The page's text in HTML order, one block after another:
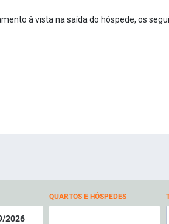
à vista na saída do hóspede, os
QUARTOS E HÓSPEDES